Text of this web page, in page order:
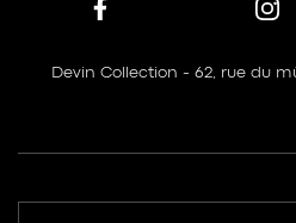
Devin Collection - 62, rue du